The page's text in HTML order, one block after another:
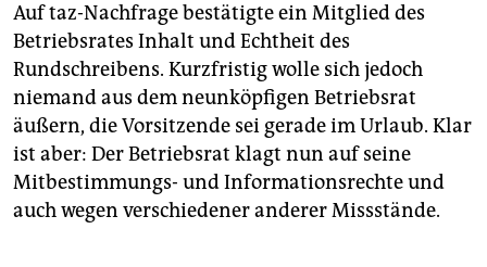
Auf taz-Nachfrage bestätigte ein Mitglied des
Betriebsrates Inhalt und Echtheit des
Rundschreibens. Kurzfristig wolle sich jedoch
niemand aus dem neunköpfigen Betriebsrat
äußern, die Vorsitzende sei gerade im Urlaub. Klar
ist aber: Der Betriebsrat klagt nun auf seine
Mitbestimmungs- und Informationsrechte und
auch wegen verschiedener anderer Missstände.